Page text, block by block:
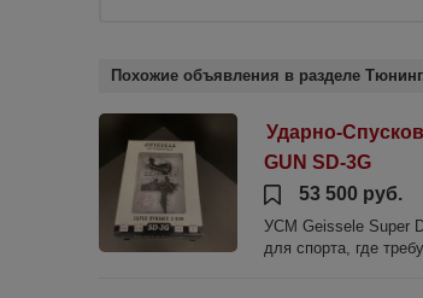
Похожие объявления в разделе
Ударно-
GUN SD-3G
53 500 руб.
УСМ Geissele Super
для спорта, где